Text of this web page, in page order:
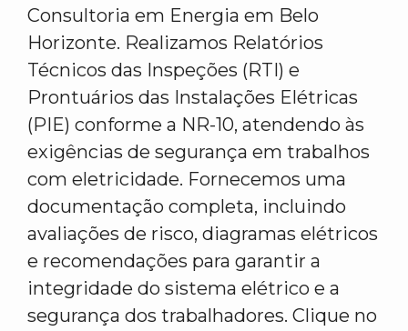
Consultoria em Energia em Belo
Horizonte. Realizamos Relatórios
Técnicos das Inspeções (RTI) e
Prontuários das Instalações Elétricas
(PIE) conforme a NR-10, atendendo às
exigências de segurança em trabalhos
com eletricidade. Fornecemos uma
documentação completa, incluindo
avaliações de risco, diagramas elétricos
e recomendações para garantir a
integridade do sistema elétrico e a
segurança dos trabalhadores. Clique no